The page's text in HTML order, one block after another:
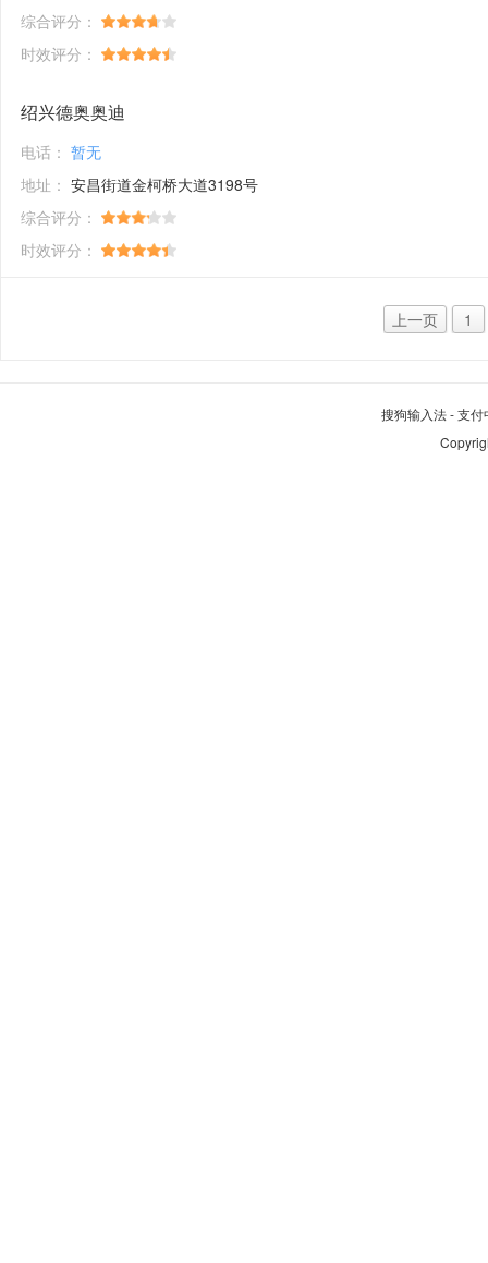
综合评分：
时效评分：
绍兴德奥奥迪
电话： 暂无
地址： 安昌街道金柯桥大道3198号
综合评分：
时效评分：
上一页 1
搜狗输入法-支付